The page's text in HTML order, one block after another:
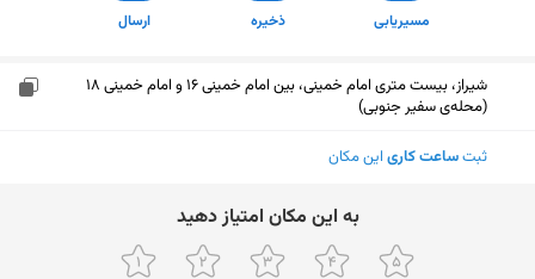
مسیریابی ذخیره ارسال
شیراز، بیست متری امام خمینی، بین امام خمینی 16 و امام خمینی 18
(محله‌ی سفیر جنوبی)
ثبتساعت کاری این مکان
ﺑﻪ اﯾﻦ ﻣﮑﺎن اﻣﺘﯿﺎز دﻫﯿﺪ